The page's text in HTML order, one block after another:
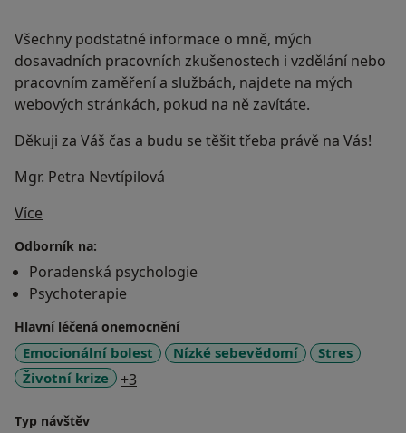
Všechny podstatné informace o mně, mých
dosavadních pracovních zkušenostech i vzdělání nebo
pracovním zaměření a službách, najdete na mých
webových stránkách, pokud na ně zavítáte.
Děkuji za Váš čas a budu se těšit třeba právě na Vás!
Mgr. Petra Nevtípilová
Více
Odborník na:
Poradenská psychologie
Psychoterapie
Hlavní léčená onemocnění
Emocionální bolest Nízké sebevědomí
Stres
Životní krize
+3
Typ návštěv